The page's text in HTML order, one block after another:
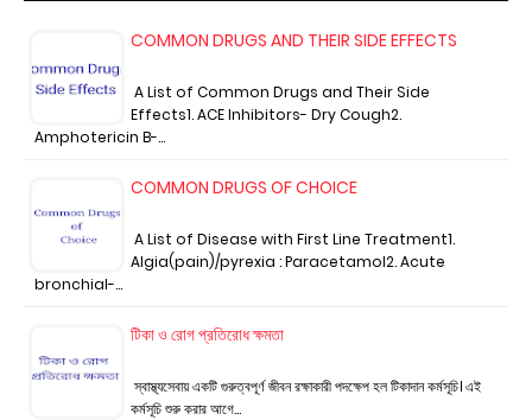
COMMON DRUGS AND THEIR SIDE EFFECTS
A List of Common Drugs and Their Side
Effects1. ACE Inhibitors- Dry Cough2.
Amphotericin B-…
COMMON DRUGS OF CHOICE
A List of Disease with First Line Treatment1.
Algia(pain)/pyrexia : Paracetamol2. Acute
bronchial-…
টিকা ও রোগ প্রতিরোধ ক্ষমতা
স্বাস্থ্যসেবায় একটি গুরুত্বপূর্ণ জীবন রক্ষাকারী পদক্ষেপ হল টিকাদান কর্মসূচি। এই
কর্মসূচি শুরু করার আগে…